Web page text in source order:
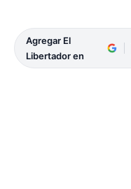
Agregar El
Libertador en